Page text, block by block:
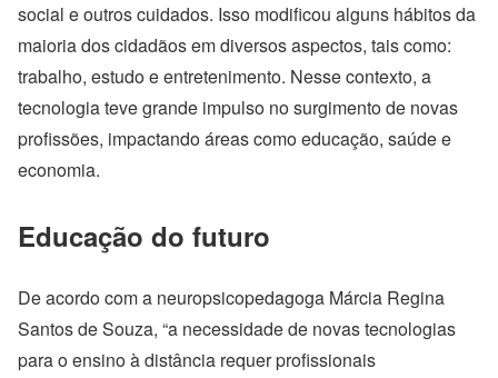
social e outros cuidados. Isso modificou alguns hábitos da
maioria dos cidadãos em diversos aspectos, tais como:
trabalho, estudo e entretenimento. Nesse contexto, a
tecnologia teve grande impulso no surgimento de novas
profissões, impactando áreas como educação, saúde e
economia.
Educação do futuro
De acordo com a neuropsicopedagoga Márcia Regina
Santos de Souza, “a necessidade de novas tecnologias
para o ensino à distância requer profissionais